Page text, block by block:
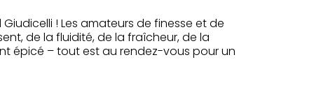
! Les amateurs de finesse et de
de la fluidité, de la fraîcheur, de la
épicé – tout est au rendez-vous pour un